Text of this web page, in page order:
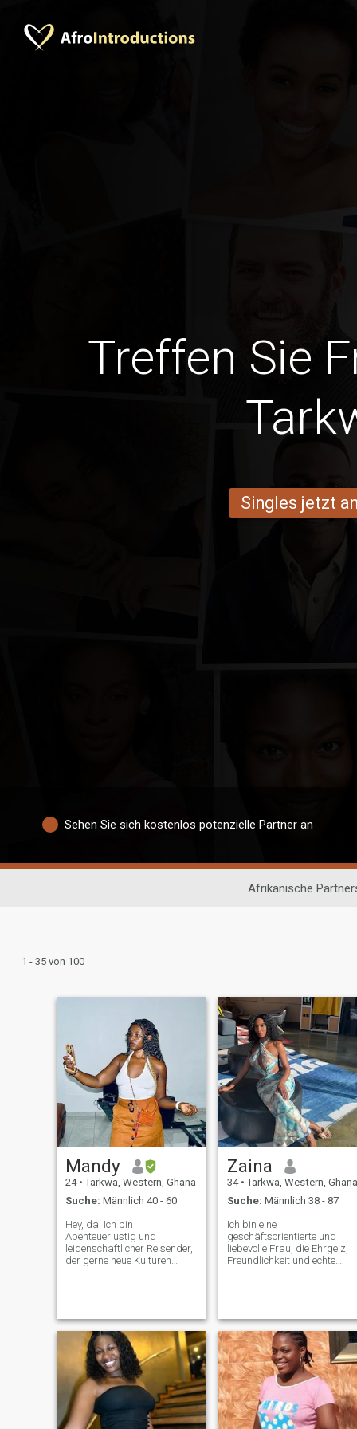
Treffen Sie
Singles jetzt
Sehen Sie sich kostenlos potenzielle Partner an
Afrikanische
1 - 35 von 100
Mandy
24 • Tarkwa, Western, Ghana
Suche: Männlich 40 - 60
Hey, da! Ich bin
Abenteuerlustig und
leidenschaftlicher Reisender,
der gerne neue Kulturen
guten Buch verkuppeln oder
den neuesten Blockbuster
sehen. Fitness ist mir
wichtig, deshalb bleibe ich
gerne aktiv beim Wandern,
Laufen und beim Sport.
Musik ist mein Lebensnerv
und ich bin immer bereit für
ein Live-Konzert oder
Zaina
34 • Tarkwa, Western, Ghana
Suche: Männlich 38 - 87
Ich bin eine
geschäftsorientierte und
liebevolle Frau, die Ehrgeiz,
Freundlichkeit und echte
motivierten Menschen. Ich
glaube daran, zusammen
zu wachsen, ob im Geschäft,
in der Freundschaft oder in
der Liebe, und gegenseitige
Ziele mit Sorgfalt und
Respekt zu unterstützen. Ich
fühle mich zu Menschen
hingezogen, die aufrichtig,